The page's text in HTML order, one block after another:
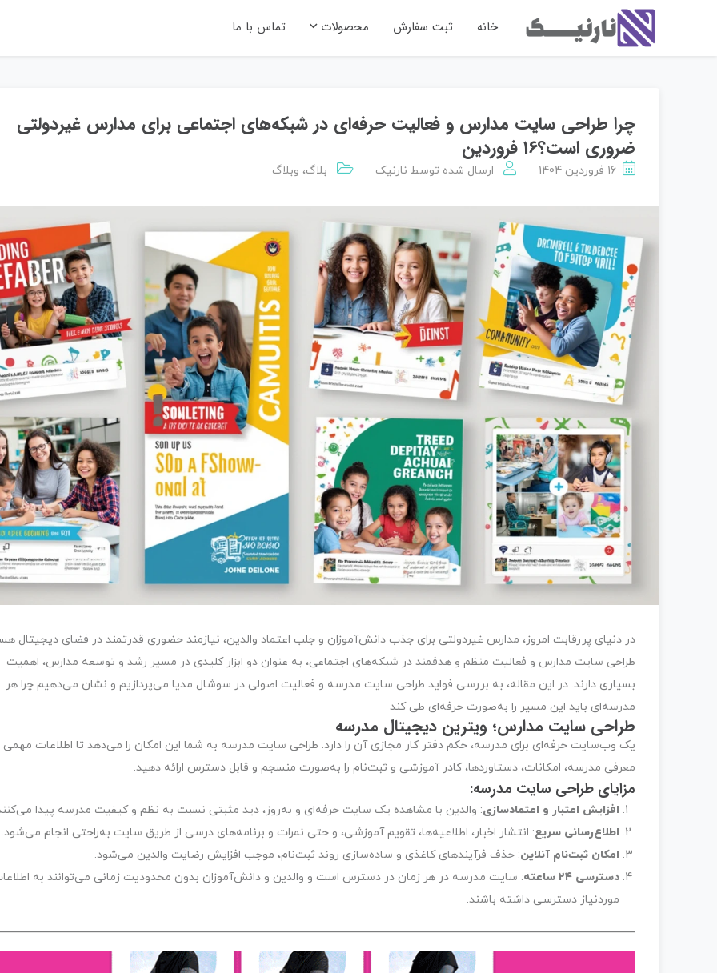
خانه ثبت سفارش محصولات تماس با ما
چرا طراحی سایت مدارس و فعالیت حرفه‌ای در شبکه‌های اجتماعی برای مدارس غیردولتی
ضروری است؟16 فروردین
16 فروردین 1404 ارسال شده توسط نارنیک بلاگ، وبلاگ
در دنیای پررقابت امروز، مدارس غیردولتی برای جذب دانش‌آموزان و جلب اعتماد والدین، نیازمند حضوری قدرتمند در فضای دیجیتال
طراحی سایت مدارس و فعالیت منظم و هدفمند در شبکه‌های اجتماعی، به عنوان دو ابزار کلیدی در مسیر رشد و توسعه مدارس، اهمیت
بسیاری دارند. در این مقاله، به بررسی فواید طراحی سایت مدرسه و فعالیت اصولی در سوشال مدیا می‌پردازیم و نشان می‌دهیم چرا هر
مدرسه‌ای باید این مسیر را به‌صورت حرفه‌ای طی کند
طراحی سایت مدارس؛ ویترین دیجیتال مدرسه
یک وب‌سایت حرفه‌ای برای مدرسه، حکم دفتر کار مجازی آن را دارد. طراحی سایت مدرسه به شما این امکان را می‌دهد تا اطلاعات مهمی
معرفی مدرسه، امکانات، دستاوردها، کادر آموزشی و ثبت‌نام را به‌صورت منسجم و قابل دسترس ارائه دهید.
مزایای طراحی سایت مدرسه:
افزایش اعتبار و اعتمادسازی: والدین با مشاهده یک سایت حرفه‌ای و به‌روز، دید مثبتی نسبت به نظم و کیفیت مدرسه پیدا
اطلاع‌رسانی سریع: انتشار اخبار، اطلاعیه‌ها، تقویم آموزشی، و حتی نمرات و برنامه‌های درسی از طریق سایت به‌راحتی انجام می‌شود.
امکان ثبت‌نام آنلاین: حذف فرآیندهای کاغذی و ساده‌سازی روند ثبت‌نام، موجب افزایش رضایت والدین می‌شود.
دسترسی ۲۴ ساعته
: سایت مدرسه در هر زمان در دسترس است و والدین و دانش‌آموزان بدون محدودیت زمانی می‌توانند به
موردنیاز دسترسی داشته باشند.